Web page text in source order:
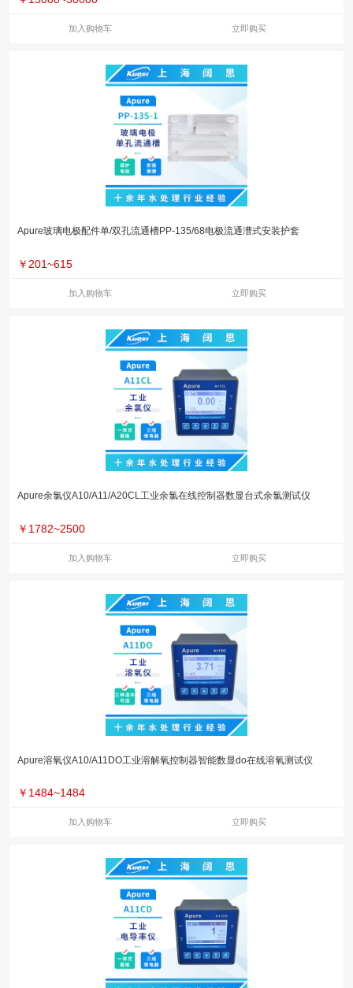
加入购物车 立即购买
Apure玻璃电极配件单/双孔流通槽PP-135/68电极流通漕式安装护套
￥ 201~615
加入购物车 立即购买
Apure余氯仪A10/A11/A20CL工业余氯在线控制器数显台式余氯测试仪
￥ 1782~2500
加入购物车 立即购买
Apure溶氧仪A10/A11DO工业溶解氧控制器智能数显do在线溶氧测试仪
￥ 1484~1484
加入购物车 立即购买